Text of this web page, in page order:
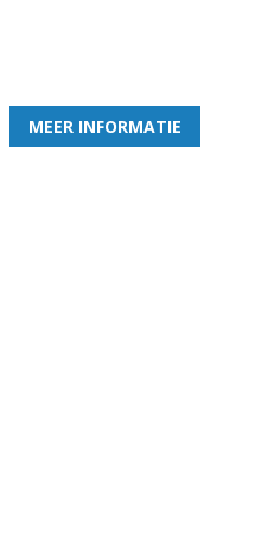
en geniet iedere week van het
MEER INFORMATIE